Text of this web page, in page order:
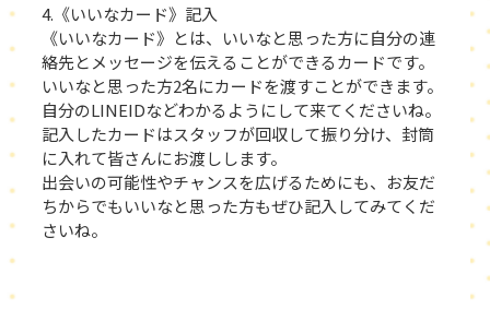
4.《いいなカード》記入
《いいなカード》とは、いいなと思った方に自分の連
絡先とメッセージを伝えることができるカードです。
いいなと思った方2名にカードを渡すことができます。
自分のLINEIDなどわかるようにして来てくださいね。
記入したカードはスタッフが回収して振り分け、封筒
に入れて皆さんにお渡しします。
出会いの可能性やチャンスを広げるためにも、お友だ
ちからでもいいなと思った方もぜひ記入してみてくだ
さいね。